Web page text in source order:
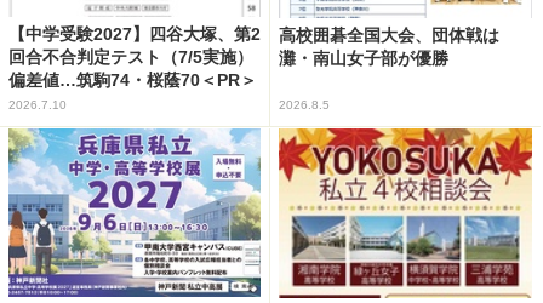
【中学受験2027】四谷大塚、第2
回合不合判定テスト（7/5実施）
偏差値…筑駒74・桜蔭70＜PR＞
2026.7.10
高校囲碁全国大会、団体戦は
灘・南山女子部が優勝
2026.8.5